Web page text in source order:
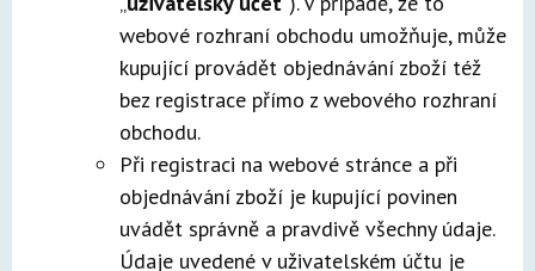
webové rozhraní obchodu umožňuje, může
kupující provádět objednávání zboží též
bez registrace přímo z webového rozhraní
obchodu.
Při registraci na webové stránce a při
objednávání zboží je kupující povinen
uvádět správně a pravdivě všechny údaje.
Údaje uvedené v uživatelském účtu je